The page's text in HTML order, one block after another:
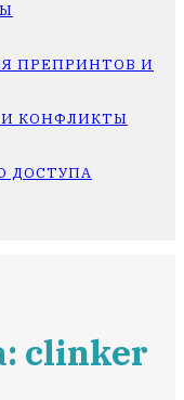
ПРЕПРИНТОВ И
КОНФЛИКТЫ
ДОСТУПА
clinker